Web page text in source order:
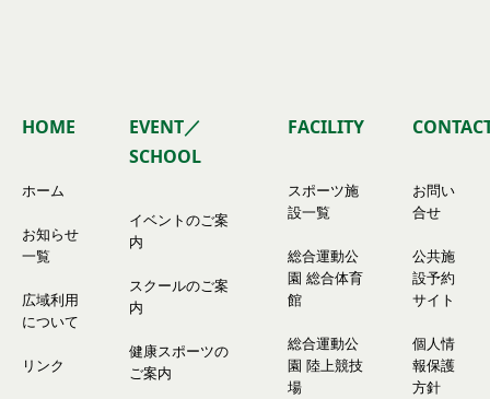
HOME
ホーム
お知らせ
一覧
広域利用
について
リンク
EVENT／
SCHOOL
イベントのご案
内
スクールのご案
内
健康スポーツの
ご案内
FACILITY
スポーツ施
設一覧
総合運動公
園 総合体育
館
総合運動公
園 陸上競技
場
お問い
合せ
公共施
設予約
サイト
個人情
報保護
方針